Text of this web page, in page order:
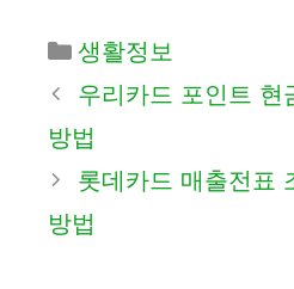
카
테
리
생활정보
우리카드 포인트 현
방법
롯데카드 매출전표
방법